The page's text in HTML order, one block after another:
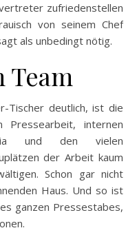
zufriedenstellen
von seinem Chef
als unbedingt nötig.
Team
Tischer deutlich, ist die
Pressearbeit, internen
und den vielen
der Arbeit kaum
Schon gar nicht
Haus. Und so ist
ganzen Pressestabes,